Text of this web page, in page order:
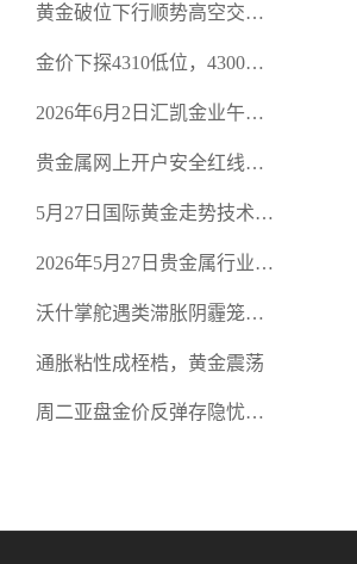
规黄金开户交易平台？
黄金破位下行顺势高空交易
金价下探4310低位，4300关
2026年6月2日汇凯金业午盘
空头清算算法如何布防？
贵金属网上开户安全红线：
恶意洗盘陷阱
5月27日国际黄金走势技术盘
规黄金平台全方位行情解析
2026年5月27日贵金属行业新
正规贵金属开户平台迎开户
热潮
沃什掌舵遇类滞胀阴霾笼
通胀粘性成桎梏，黄金震荡
周二亚盘金价反弹存隐忧，